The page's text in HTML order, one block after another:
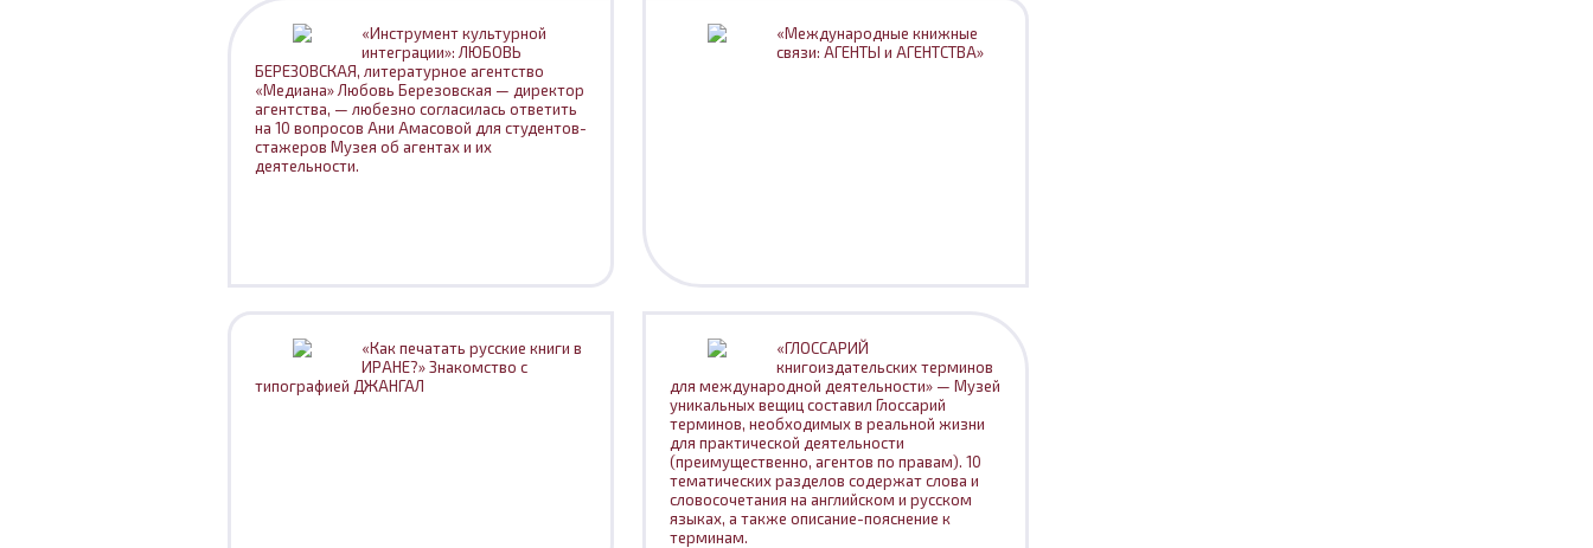
«Инструмент культурной
интеграции»: ЛЮБОВЬ
БЕРЕЗОВСКАЯ, литературное агентство
«Медиана» Любовь Березовская — директор
агентства, — любезно согласилась ответить
на 10 вопросов Ани Амасовой для студентов-
стажеров Музея об агентах и их
деятельности.
«Международные книжные
связи: АГЕНТЫ и АГЕНТСТВА»
«Как печатать русские книги в
ИРАНЕ?» Знакомство с
типографией ДЖАНГАЛ
«ГЛОССАРИЙ
книгоиздательских терминов
для международной деятельности» — Музей
уникальных вещиц составил Глоссарий
терминов, необходимых в реальной жизни
для практической деятельности
(преимущественно, агентов по правам). 10
тематических разделов содержат слова и
словосочетания на английском и русском
языках, а также описание-пояснение к
терминам.